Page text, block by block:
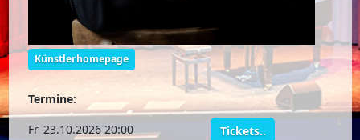
Künstlerhomepage
Termine:
Fr 23.10.2026 20:00 Tickets..